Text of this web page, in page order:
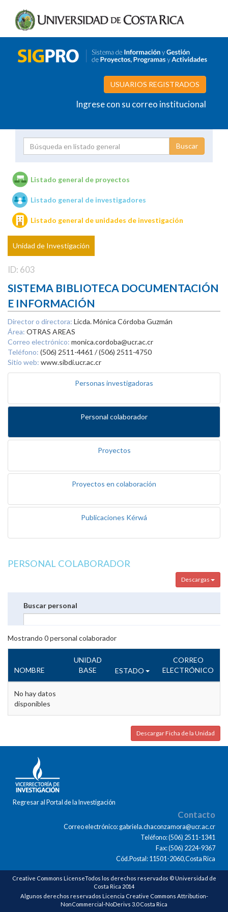
USUARIOS REGISTRADOS
Ingrese con su correo institucional
Unidades de investigación
Listado general de proyectos
Listado general de investigadores
Listado general de unidades de investigación
Unidad de Investigación
ID: 603
SISTEMA BIBLIOTECA DOCUMENTACIÓN
E INFORMACIÓN
Director o directora: Licda. Mónica Córdoba Guzmán
Área: OTRAS AREAS
Correo electrónico: monica.cordoba@ucr.ac.cr
Teléfono: (506) 2511-4461 / (506) 2511-4750
Sitio web: www.sibdi.ucr.ac.cr
Personas investigadoras
Personal colaborador
Proyectos
Proyectos en colaboración
Publicaciones Kérwá
PERSONAL COLABORADOR
Descargas
Buscar personal
Mostrando 0personal colaborador
NOMBRE
UNIDAD
BASE
ESTADO
CORREO
ELECTRÓNICO
No hay datos
disponibles
Descargar Ficha de la Unidad
Regresar al Portal de la Investigación
Contacto
Correo electrónico: gabriela.chaconzamora@ucr.ac.cr
Teléfono: (506) 2511-1341
Fax: (506) 2224-9367
Cód.Postal: 11501-2060,Costa Rica
Creative Commons LicenseTodos los derechos reservados © Universidad de
Costa Rica 2014
Algunos derechos reservados Licencia Creative Commons Attribution-
NonCommercial-NoDerivs 3.0 Costa Rica